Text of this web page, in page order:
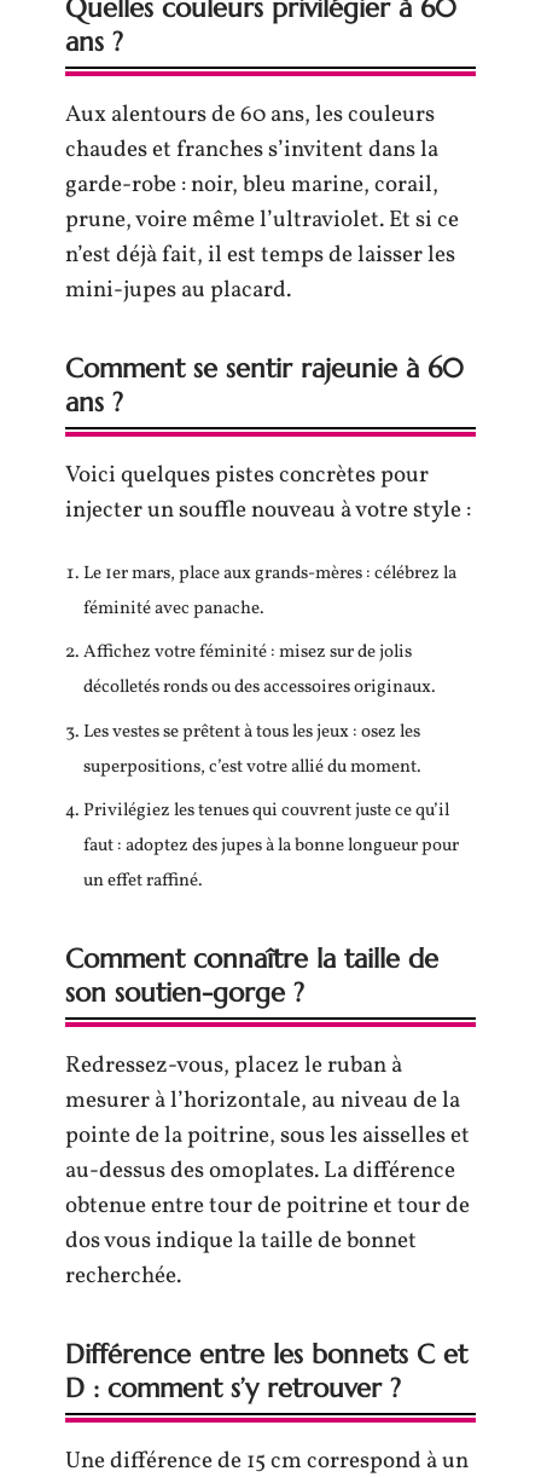
Quelles couleurs privilégier à 60
ans ?
Aux alentours de 60 ans, les couleurs
chaudes et franches s’invitent dans la
garde-robe : noir, bleu marine, corail,
prune, voire même l’ultraviolet. Et si ce
n’est déjà fait, il est temps de laisser les
mini-jupes au placard.
Comment se sentir rajeunie à 60
ans ?
Voici quelques pistes concrètes pour
injecter un souffle nouveau à votre style :
Le 1er mars, place aux grands-mères : célébrez la
féminité avec panache.
Affichez votre féminité : misez sur de jolis
décolletés ronds ou des accessoires originaux.
Les vestes se prêtent à tous les jeux : osez les
superpositions, c’est votre allié du moment.
Privilégiez les tenues qui couvrent juste ce qu’il
faut : adoptez des jupes à la bonne longueur pour
un effet raffiné.
Comment connaître la taille de
son soutien-gorge ?
Redressez-vous, placez le ruban à
mesurer à l’horizontale, au niveau de la
pointe de la poitrine, sous les aisselles et
au-dessus des omoplates. La différence
obtenue entre tour de poitrine et tour de
dos vous indique la taille de bonnet
recherchée.
Différence entre les bonnets C et
D : comment s’y retrouver ?
Une différence de 15 cm correspond à un